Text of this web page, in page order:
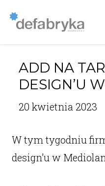
ADD NA
DESIGN’U
20 kwietnia 2023
W tym tygodniu
design’u w